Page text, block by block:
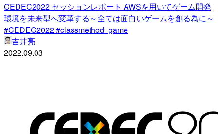
CEDEC2022 セッションレポート AWSを用いてゲーム開発
環境を未来型へ変革する～全ては面白いゲームを創る為に～
#CEDEC2022 #classmethod_game
吉井亮
2022.09.03